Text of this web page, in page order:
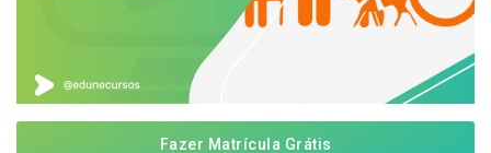
Fazer Matrícula Grátis